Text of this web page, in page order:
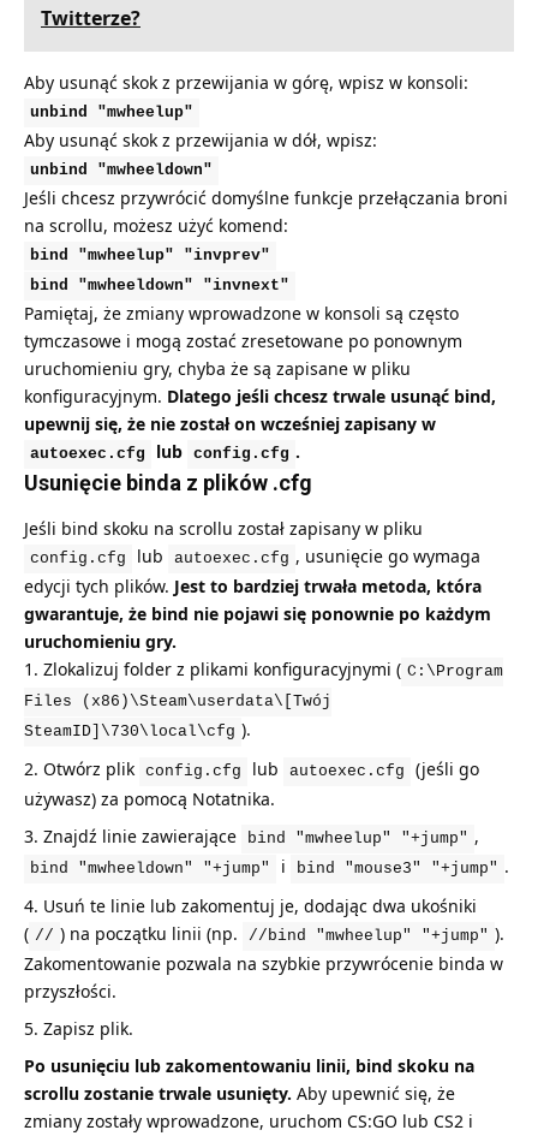
Twitterze?
Aby usunąć skok z przewijania w górę, wpisz w konsoli:
unbind "mwheelup"
Aby usunąć skok z przewijania w dół, wpisz:
unbind "mwheeldown"
Jeśli chcesz przywrócić domyślne funkcje przełączania broni
na scrollu, możesz użyć komend:
bind "mwheelup" "invprev"
bind "mwheeldown" "invnext"
Pamiętaj, że zmiany wprowadzone w konsoli są często
tymczasowe i mogą zostać zresetowane po ponownym
uruchomieniu gry, chyba że są zapisane w pliku
konfiguracyjnym. Dlatego jeśli chcesz trwale usunąć bind,
upewnij się, że nie został on wcześniej zapisany w
autoexec.cfg lub config.cfg .
Usunięcie binda z plików .cfg
Jeśli bind skoku na scrollu został zapisany w pliku
config.cfg lub autoexec.cfg , usunięcie go wymaga
edycji tych plików. Jest to bardziej trwała metoda, która
gwarantuje, że bind nie pojawi się ponownie po każdym
uruchomieniu gry.
Zlokalizuj folder z plikami konfiguracyjnymi ( C:\Program
Files (x86)\Steam\userdata\[Twój
SteamID]\730\local\cfg ).
Otwórz plik
config.cfg lub autoexec.cfg
(jeśli go
używasz) za pomocą Notatnika.
Znajdź linie zawierające
bind "mwheelup" "+jump" ,
bind "mwheeldown" "+jump" i bind "mouse3" "+jump" .
Usuń te linie lub zakomentuj je, dodając dwa ukośniki
( // ) na początku linii (np. //bind "mwheelup" "+jump" ).
Zakomentowanie pozwala na szybkie przywrócenie binda w
przyszłości.
Zapisz plik.
Po usunięciu lub zakomentowaniu linii, bind skoku na
scrollu zostanie trwale usunięty. Aby upewnić się, że
zmiany zostały wprowadzone, uruchom CS:GO lub CS2 i